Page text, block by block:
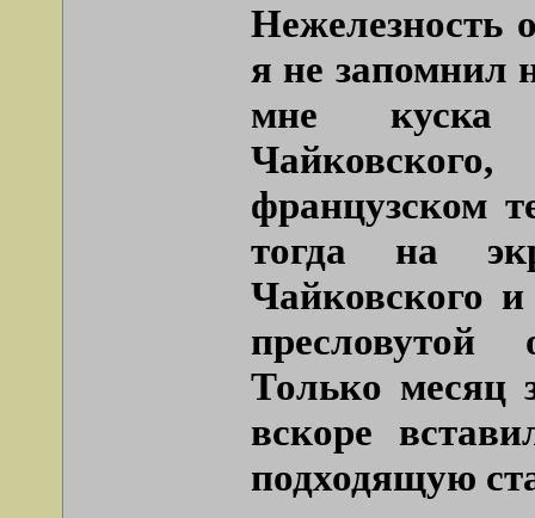
Нежелезность
я не запомнил
мне куска
французском
тогда на
Чайковского
Только месяц
вскоре
подходящую